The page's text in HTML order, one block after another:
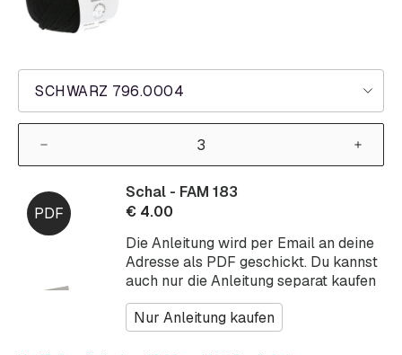
SCHWARZ 796.0004
Die Anleitung wird per Email an deine
Adresse als PDF geschickt. Du kannst
auch nur die Anleitung separat kaufen
Nur Anleitung kaufen
Schal - FAM 183
€ 4.00